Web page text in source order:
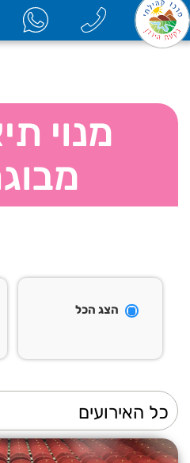
מנוי
הצג הכל